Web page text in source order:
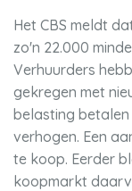
Het CBS meldt
zo'n 22.000
Verhuurders
gekregen met
belasting betalen
verhogen. Een
te koop. Eerder
koopmarkt